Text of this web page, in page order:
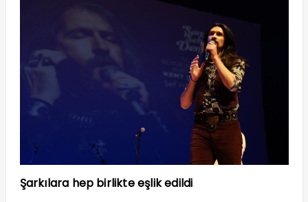
Şarkılara hep birlikte eşlik edildi